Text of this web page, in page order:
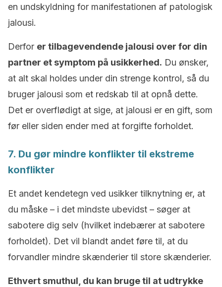
en undskyldning for manifestationen af patologisk
jalousi.
Derfor er tilbagevendende jalousi over for din
partner et symptom på usikkerhed. Du ønsker,
at alt skal holdes under din strenge kontrol, så du
bruger jalousi som et redskab til at opnå dette.
Det er overflødigt at sige, at jalousi er en gift, som
før eller siden ender med at forgifte forholdet.
7. Du gør mindre konflikter til ekstreme
konflikter
Et andet kendetegn ved usikker tilknytning er, at
du måske – i det mindste ubevidst – søger at
sabotere dig selv (hvilket indebærer at sabotere
forholdet). Det vil blandt andet føre til, at du
forvandler mindre skænderier til store skænderier.
Ethvert smuthul, du kan bruge til at udtrykke